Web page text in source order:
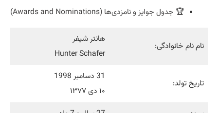
🏆 جدول جوایز و نامزدی‌ها (Awards and Nominations)
نام نام خانوادگی:
هانتر شیفر
Hunter Schafer
تاریخ تولد:
31 دسامبر 1998
۱۰ دی ۱۳۷۷